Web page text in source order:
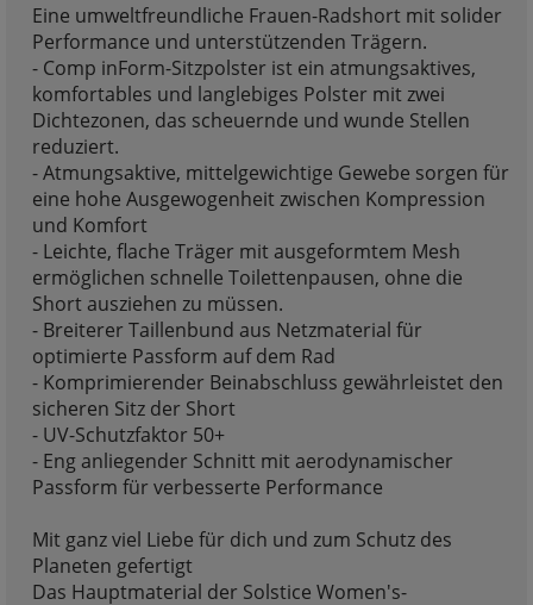
Eine umweltfreundliche Frauen-Radshort mit solider
Performance und unterstützenden Trägern.
- Comp inForm-Sitzpolster ist ein atmungsaktives,
komfortables und langlebiges Polster mit zwei
Dichtezonen, das scheuernde und wunde Stellen
reduziert.
- Atmungsaktive, mittelgewichtige Gewebe sorgen für
eine hohe Ausgewogenheit zwischen Kompression
und Komfort
- Leichte, flache Träger mit ausgeformtem Mesh
ermöglichen schnelle Toilettenpausen, ohne die
Short ausziehen zu müssen.
- Breiterer Taillenbund aus Netzmaterial für
optimierte Passform auf dem Rad
- Komprimierender Beinabschluss gewährleistet den
sicheren Sitz der Short
- UV-Schutzfaktor 50+
- Eng anliegender Schnitt mit aerodynamischer
Passform für verbesserte Performance
Mit ganz viel Liebe für dich und zum Schutz des
Planeten gefertigt
Das Hauptmaterial der Solstice Women's-